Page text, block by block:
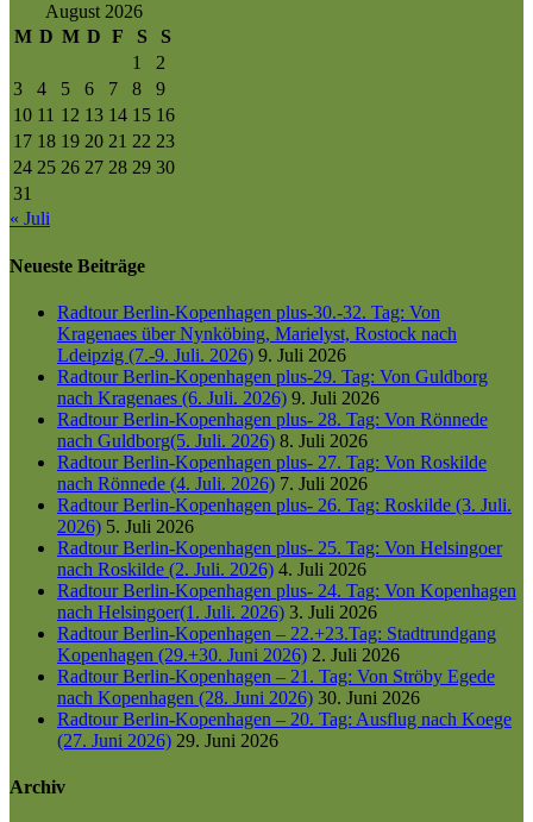
August 2026
M D M D F S
S
1
2
3
4 5 6 7 8
9
10 11 12 13 14 15 16
17 18 19 20 21 22 23
24 25 26 27 28 29 30
31
« Juli
Neueste Beiträge
Radtour Berlin-Kopenhagen plus-30.-32. Tag: Von
Kragenaes über Nynköbing, Marielyst, Rostock nach
Ldeipzig (7.-9. Juli. 2026) 9. Juli 2026
Radtour Berlin-Kopenhagen plus-29. Tag: Von Guldborg
nach Kragenaes (6. Juli. 2026) 9. Juli 2026
Radtour Berlin-Kopenhagen plus- 28. Tag: Von Rönnede
nach Guldborg(5. Juli. 2026) 8. Juli 2026
Radtour Berlin-Kopenhagen plus- 27. Tag: Von Roskilde
nach Rönnede (4. Juli. 2026) 7. Juli 2026
Radtour Berlin-Kopenhagen plus- 26. Tag: Roskilde (3. Juli.
2026) 5. Juli 2026
Radtour Berlin-Kopenhagen plus- 25. Tag: Von Helsingoer
nach Roskilde (2. Juli. 2026) 4. Juli 2026
Radtour Berlin-Kopenhagen plus- 24. Tag: Von Kopenhagen
nach Helsingoer(1. Juli. 2026) 3. Juli 2026
Radtour Berlin-Kopenhagen – 22.+23.Tag: Stadtrundgang
Kopenhagen (29.+30. Juni 2026) 2. Juli 2026
Radtour Berlin-Kopenhagen – 21. Tag: Von Ströby Egede
nach Kopenhagen (28. Juni 2026) 30. Juni 2026
Radtour Berlin-Kopenhagen – 20. Tag: Ausflug nach Koege
(27. Juni 2026) 29. Juni 2026
Archiv